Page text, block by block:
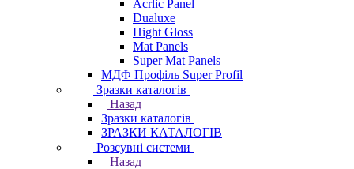
Acrlic Panel
Dualuxe
Hight Gloss
Mat Panels
Super Mat Panels
МДФ Профіль Super Profil
Зразки каталогів
Назад
Зразки каталогів
ЗРАЗКИ КАТАЛОГІВ
Розсувні системи
Назад